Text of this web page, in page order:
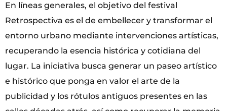
En líneas generales, el objetivo del festival
Retrospectiva es el de embellecer y transformar el
entorno urbano mediante intervenciones artísticas,
recuperando la esencia histórica y cotidiana del
lugar. La iniciativa busca generar un paseo artístico
e histórico que ponga en valor el arte de la
publicidad y los rótulos antiguos presentes en las